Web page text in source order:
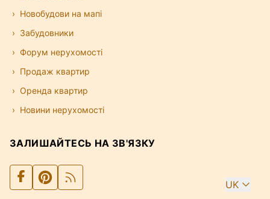
Новобудови на мапі
Забудовники
Форум нерухомості
Продаж квартир
Оренда квартир
Новини нерухомості
ЗАЛИШАЙТЕСЬ НА ЗВ'ЯЗКУ
UK